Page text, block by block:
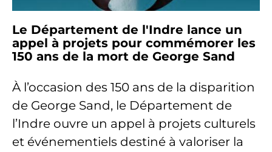
Le Département de l'Indre lance un
appel à projets pour commémorer les
150 ans de la mort de George Sand
À l’occasion des 150 ans de la disparition
de George Sand, le Département de
l’Indre ouvre un appel à projets culturels
et événementiels destiné à valoriser la